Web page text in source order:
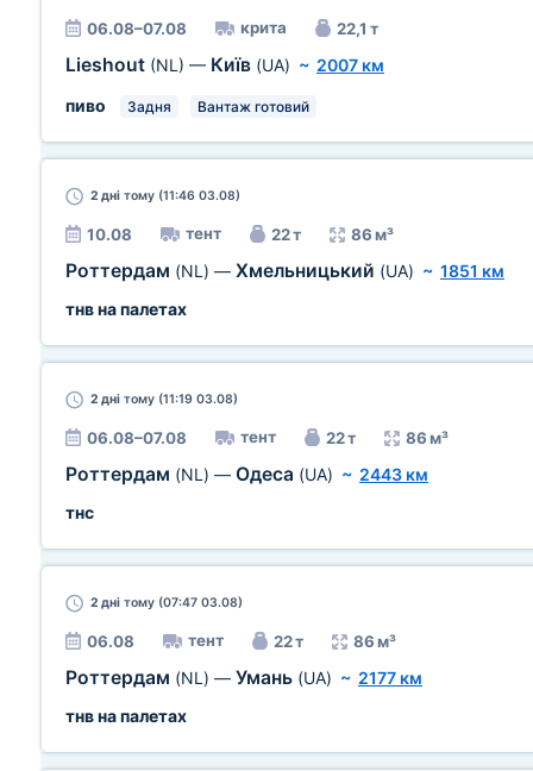
06.08–07.08 крита 22,1 т
Lieshout (NL) — Київ (UA) ~ 2007 км
пиво
Задня Вантаж готовий
2 дні тому (11:46 03.08)
10.08 тент 22 т 86 м³
Роттердам (NL) — Хмельницький (UA) ~ 1851 км
тнв на палетах
2 дні тому (11:19 03.08)
06.08–07.08 тент 22 т 86 м³
Роттердам (NL) — Одеса (UA) ~ 2443 км
тнс
2 дні тому (07:47 03.08)
06.08 тент 22 т 86 м³
Роттердам (NL) — Умань (UA) ~ 2177 км
тнв на палетах